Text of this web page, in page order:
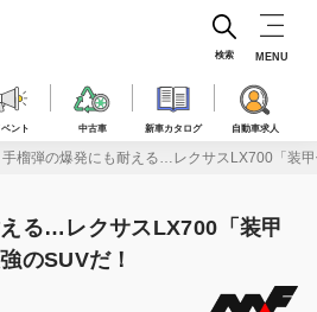
ント 中古車 新車カタログ 自動車求人
検索 MENU
手榴弾の爆発にも耐える…レクサスLX700「装
る…レクサスLX700「装甲
のSUVだ！